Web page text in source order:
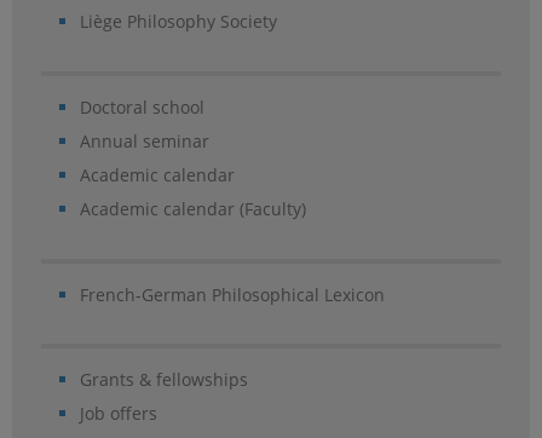
Liège Philosophy Society
Doctoral school
Annual seminar
Academic calendar
Academic calendar (Faculty)
French-German Philosophical Lexicon
Grants & fellowships
Job offers